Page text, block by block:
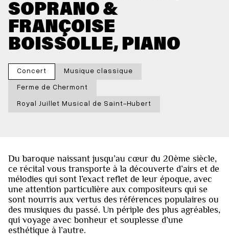
SOPRANO &
FRANÇOISE
BOISSOLLE, PIANO
Concert
Musique classique
Ferme de Chermont
Royal Juillet Musical de Saint-Hubert
Du baroque naissant jusqu’au cœur du 20ème siècle,
ce récital vous transporte à la découverte d’airs et de
mélodies qui sont l’exact reflet de leur époque, avec
une attention particulière aux compositeurs qui se
sont nourris aux vertus des références populaires ou
des musiques du passé. Un périple des plus agréables,
qui voyage avec bonheur et souplesse d’une
esthétique à l’autre.